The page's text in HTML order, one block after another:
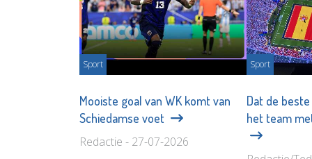
Sport
Mooiste goal van WK komt van
Schiedamse voet
Redactie - 27-07-2026
Sport
Dat de
het team